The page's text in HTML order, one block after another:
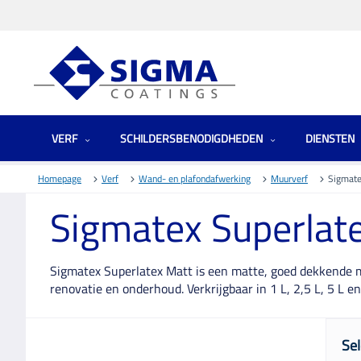
VERF SCHILDERSBENODIGDHEDEN DIENSTEN
Homepage Verf Wand- en plafondafwerking Muurverf
Sigmatex
Sigmatex Superlatex Matt is een matte, goed
renovatie en onderhoud. Verkrijgbaar in 1 L, 2,5 L, 5 L